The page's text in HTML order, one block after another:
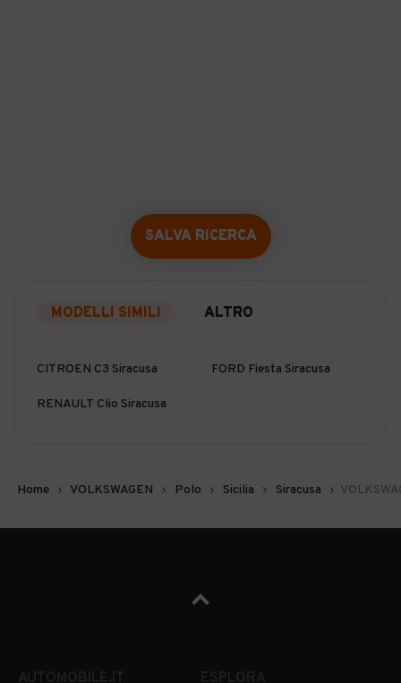
SALVA RICERCA
MODELLI SIMILI ALTRO
CITROEN C3 Siracusa FORD Fiesta Siracusa
RENAULT Clio Siracusa
Home VOLKSWAGEN Polo Sicilia Siracusa